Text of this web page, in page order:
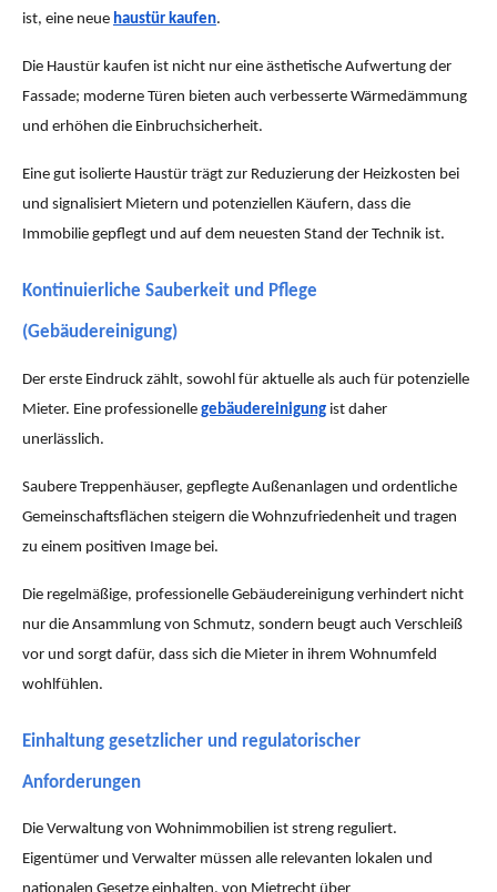
ist, eine neue haustür kaufen.
Die Haustür kaufen ist nicht nur eine ästhetische Aufwertung der
Fassade; moderne Türen bieten auch verbesserte Wärmedämmung
und erhöhen die Einbruchsicherheit.
Eine gut isolierte Haustür trägt zur Reduzierung der Heizkosten bei
und signalisiert Mietern und potenziellen Käufern, dass die
Immobilie gepflegt und auf dem neuesten Stand der Technik ist.
Kontinuierliche Sauberkeit und Pflege
(Gebäudereinigung)
Der erste Eindruck zählt, sowohl für aktuelle als auch für potenzielle
Mieter. Eine professionelle gebäudereinigung ist daher
unerlässlich.
Saubere Treppenhäuser, gepflegte Außenanlagen und ordentliche
Gemeinschaftsflächen steigern die Wohnzufriedenheit und tragen
zu einem positiven Image bei.
Die regelmäßige, professionelle Gebäudereinigung verhindert nicht
nur die Ansammlung von Schmutz, sondern beugt auch Verschleiß
vor und sorgt dafür, dass sich die Mieter in ihrem Wohnumfeld
wohlfühlen.
Einhaltung gesetzlicher und regulatorischer
Anforderungen
Die Verwaltung von Wohnimmobilien ist streng reguliert.
Eigentümer und Verwalter müssen alle relevanten lokalen und